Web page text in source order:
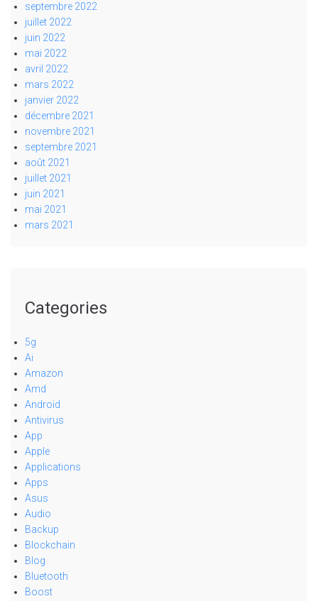
septembre 2022
juillet 2022
juin 2022
mai 2022
avril 2022
mars 2022
janvier 2022
décembre 2021
novembre 2021
septembre 2021
août 2021
juillet 2021
juin 2021
mai 2021
mars 2021
Categories
5g
Ai
Amazon
Amd
Android
Antivirus
App
Apple
Applications
Apps
Asus
Audio
Backup
Blockchain
Blog
Bluetooth
Boost